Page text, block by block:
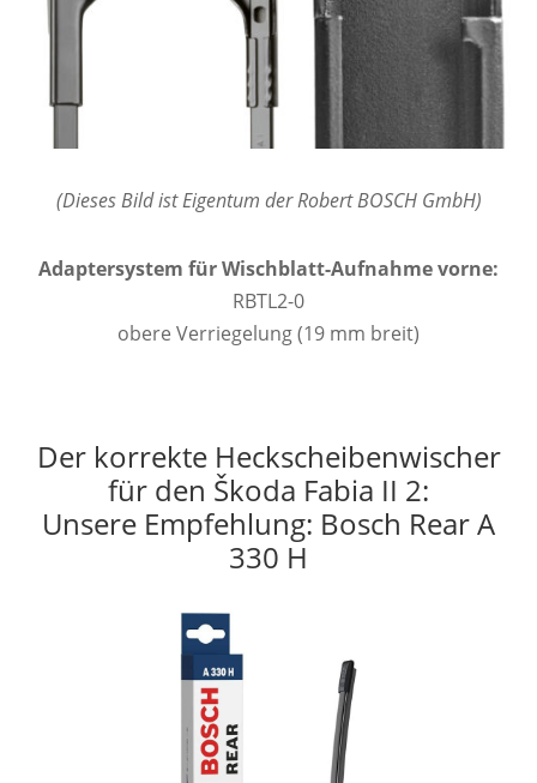
(Dieses Bild ist Eigentum der Robert BOSCH GmbH)
Adaptersystem für Wischblatt-Aufnahme vorne:
RBTL2-0
obere Verriegelung (19 mm breit)
Der korrekte Heckscheibenwischer
für den Škoda Fabia II 2:
Unsere Empfehlung: Bosch Rear A
330 H